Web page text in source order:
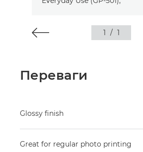
1 / 1
Переваги
Glossy finish
Great for regular photo printing